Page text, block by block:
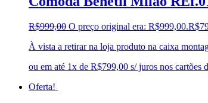
R$999,00 O preço original era: R$999,00.R$
À vista a retirar na loja produto na caixa
ou em até 1x de R$799,00 s/ juros nos cartões
Oferta!